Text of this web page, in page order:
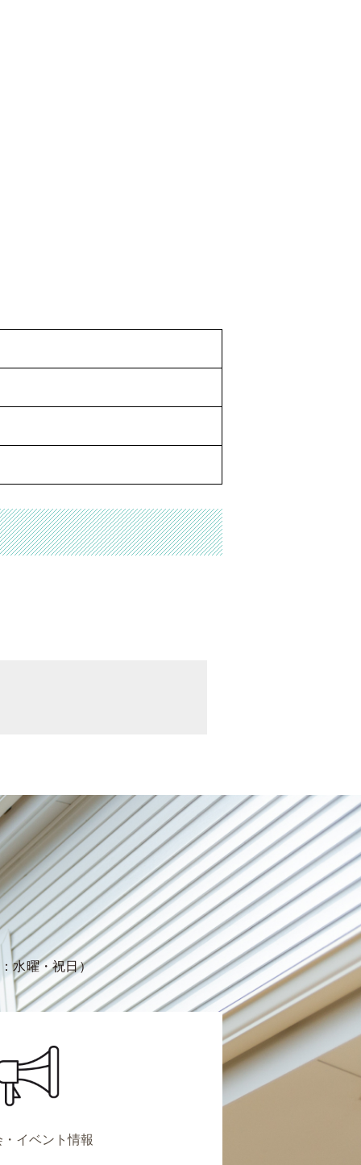
水曜・祝日）
イベント情報